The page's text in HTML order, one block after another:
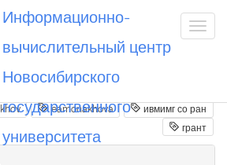
Информационно-
вычислительный центр
Новосибирского
государственного
университета
eamonakhova
ивмимг со ран
грант